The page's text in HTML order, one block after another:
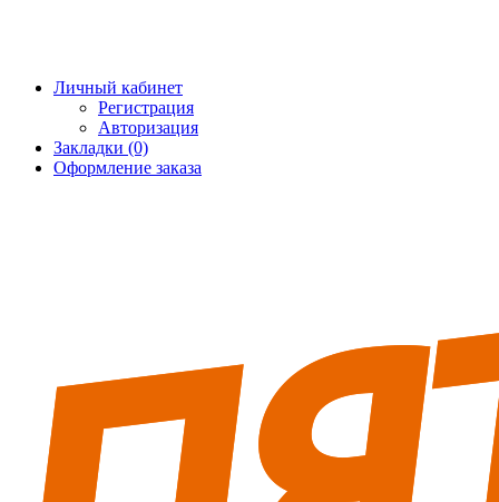
Личный кабинет
Регистрация
Авторизация
Закладки (0)
Оформление заказа